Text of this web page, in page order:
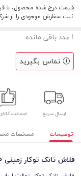
قیمت درج شده محصول، با
ثبت سفارش موجودی را از
1 عدد باقی مانده
تماس بگیرید
ارسال سریع ضمانت
توضیحات مشخصات
فلاش تانک توکار زمینی OLI80 بدون فریم